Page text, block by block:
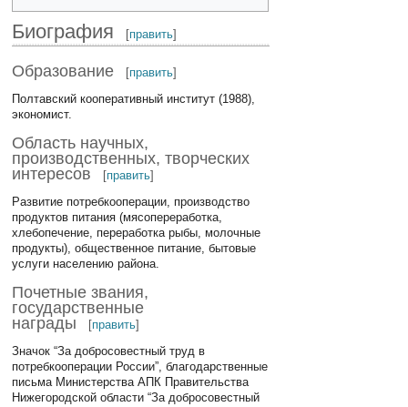
Биография [править]
Образование [править]
Полтавский кооперативный институт (1988),
экономист.
Область научных,
производственных, творческих
интересов
[править]
Развитие потребкооперации, производство
продуктов питания (мясопереработка,
хлебопечение, переработка рыбы, молочные
продукты), общественное питание, бытовые
услуги населению района.
Почетные звания,
государственные
награды
[править]
Значок “За добросовестный труд в
потребкооперации России”, благодарственные
письма Министерства АПК Правительства
Нижегородской области “За добросовестный